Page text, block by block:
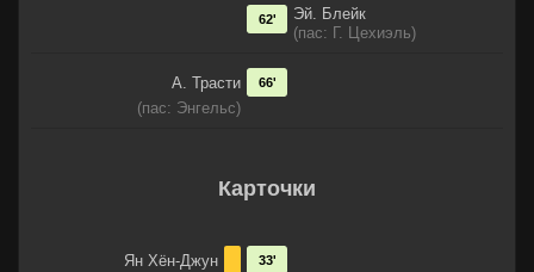
Эй. Блейк
(пас: Г. Цехиэль)
62'
А. Трасти
(пас: Энгельс)
66'
Карточки
Ян Хён-Джун 33'